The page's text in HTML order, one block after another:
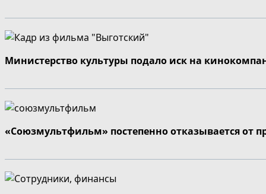
Министерство культуры подало иск на
«Союзмультфильм» постепенно отказывается от